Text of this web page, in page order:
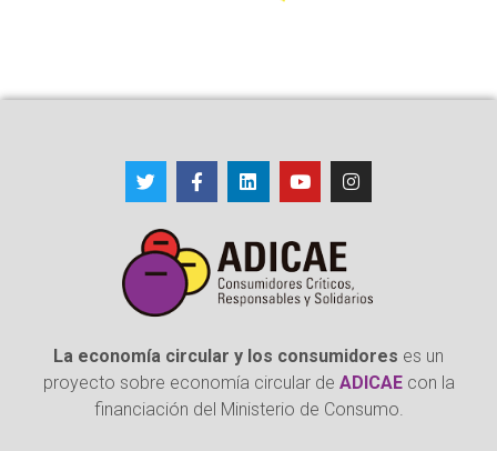
La economía circular y los consumidores es un
proyecto sobre economía circular de ADICAEcon la
financiación del Ministerio de Consumo.